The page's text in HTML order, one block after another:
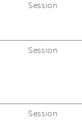
EQUIS
Session
Session
Session